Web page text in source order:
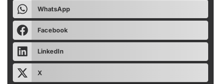
WhatsApp
Facebook
LinkedIn
X